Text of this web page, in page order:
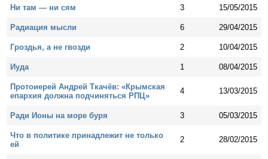
Ни там — ни сям 3 15/05/2015
Радиация мысли 6 29/04/2015
Гроздья, а не гвозди 2 10/04/2015
Иуда 1 08/04/2015
Протоиерей Андрей Ткачёв: «Крымская
епархия должна подчиняться РПЦ»
4 13/03/2015
Ради Ионы на море буря 3 05/03/2015
Что в политике принадлежит не только
ей
2 28/02/2015